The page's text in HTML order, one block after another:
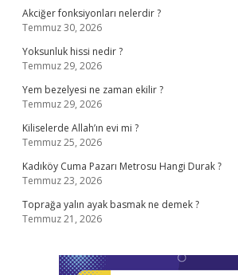
Akciğer fonksiyonları nelerdir ?
Temmuz 30, 2026
Yoksunluk hissi nedir ?
Temmuz 29, 2026
Yem bezelyesi ne zaman ekilir ?
Temmuz 29, 2026
Kiliselerde Allah’ın evi mi ?
Temmuz 25, 2026
Kadıköy Cuma Pazarı Metrosu Hangi Durak ?
Temmuz 23, 2026
Toprağa yalın ayak basmak ne demek ?
Temmuz 21, 2026